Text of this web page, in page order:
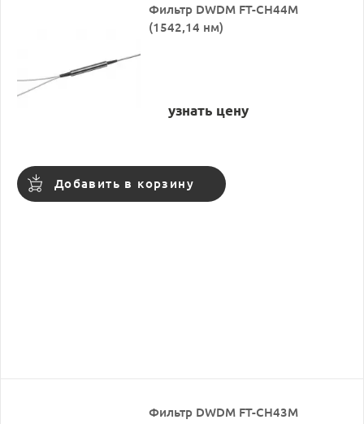
Фильтр DWDM FT-CH44M
(1542,14 нм)
узнать цену
Добавить в корзину
Фильтр DWDM FT-CH43M